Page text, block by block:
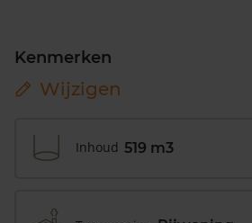
Kenmerken
Wijzigen
Inhoud 519 m3